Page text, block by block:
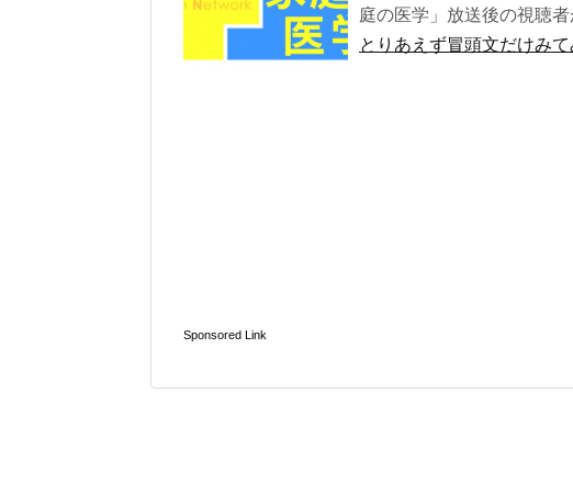
庭の医学」放送後の視聴者
とりあえず冒頭文だけみて
Sponsored Link